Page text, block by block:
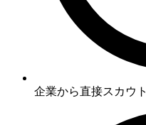
企業から直接スカウト